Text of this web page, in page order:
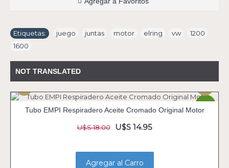
Etiquetas: juego juntas motor elring vw 1200
1600
NOT TRANSLATED
Tubo EMPI Respiradero Aceite Cromado Original Motor
U$S 18.00 U$S 14.95
Agregar al Carro